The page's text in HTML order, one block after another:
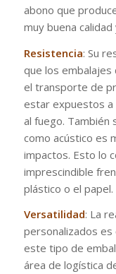
abono que
muy buena
Resistencia: Su
que los embalajes
el transporte de
estar expuestos a
al fuego. También
como acústico es
impactos. Esto lo
imprescindible
plástico o el papel.
Versatilidad: La
personalizados
este tipo de
área de logística